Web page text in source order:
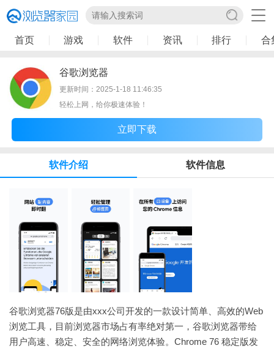
首页 游戏 软件 资讯 排行 合
谷歌浏览器
更新时间：2025-1-18 11:46:35
轻松上网，给你极速体验！
立即下载
软件介绍 软件信息
谷歌浏览器76版是由xxx公司开发的一款设计简单、高效的Web
浏览工具，目前浏览器市场占有率绝对第一，谷歌浏览器带给
用户高速、稳定、安全的网络浏览体验。Chrome 76 稳定版发